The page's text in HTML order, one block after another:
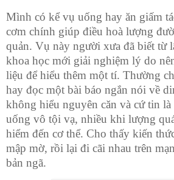
Mình có kể vụ uống hay ăn giấm
cơm chính giúp điều hoà lượng
quản. Vụ này người xưa đã biết từ
khoa học mới giải nghiệm lý do
liệu để hiểu thêm một tí. Thường
hay đọc một bài báo ngắn nói về
không hiểu nguyên căn và cứ tin là
uống vô tội vạ, nhiều khi lượng
hiểm đến cơ thể. Cho thấy kiến
mập mờ, rồi lại đi cãi nhau trên
bản ngã.